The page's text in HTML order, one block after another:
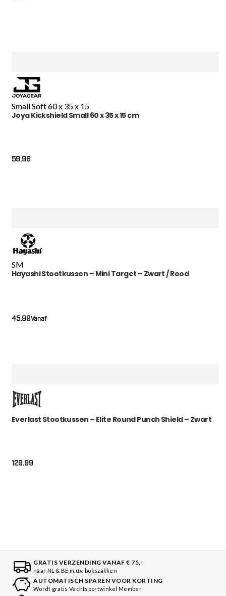
Small Soft 60 x 35 x 15
Joya Kickshield Small 60 x 35 x 15 cm
59.96
SM
Hayashi Stootkussen – Mini Target – Zwart / Rood
Vanaf
45.99
Everlast Stootkussen – Elite Round Punch Shield – Zwart
129.99
GRATIS VERZENDING VANAF € 75,-
naar NL & BE m.u.v. bokszakken
AUTOMATISCH SPAREN VOOR KORTING
Wordt gratis Vechtsportwinkel Member